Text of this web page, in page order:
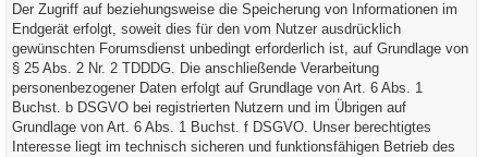
Der Zugriff auf beziehungsweise die Speicherung von Informationen im
Endgerät erfolgt, soweit dies für den vom Nutzer ausdrücklich
gewünschten Forumsdienst unbedingt erforderlich ist, auf Grundlage von
§ 25 Abs. 2 Nr. 2 TDDDG. Die anschließende Verarbeitung
personenbezogener Daten erfolgt auf Grundlage von Art. 6 Abs. 1
Buchst. b DSGVO bei registrierten Nutzern und im Übrigen auf
Grundlage von Art. 6 Abs. 1 Buchst. f DSGVO. Unser berechtigtes
Interesse liegt im technisch sicheren und funktionsfähigen Betrieb des